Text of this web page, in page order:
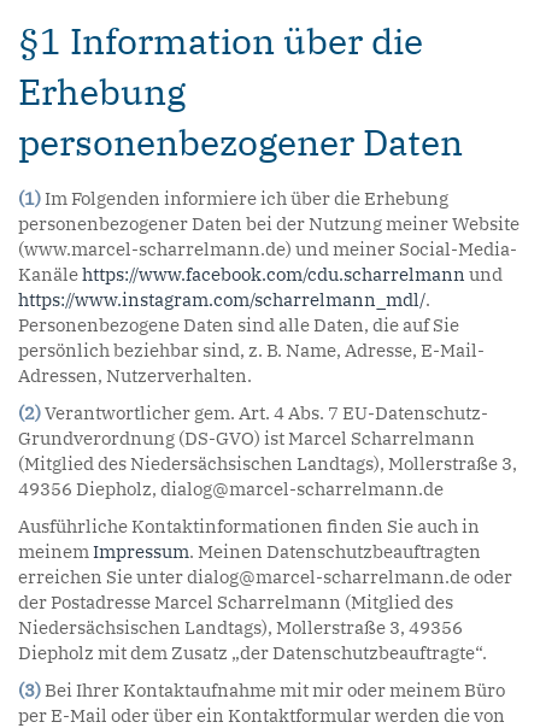
§1 Information über die
Erhebung
personenbezogener Daten
(1)Im Folgenden informiere ich über die Erhebung
personenbezogener Daten bei der Nutzung meiner Website
(www.marcel-scharrelmann.de) und meiner Social-Media-
Kanälehttps://www.facebook.com/cdu.scharrelmann und
https://www.instagram.com/scharrelmann_mdl/.
Personenbezogene Daten sind alle Daten, die auf Sie
persönlich beziehbar sind, z. B. Name, Adresse, E-Mail-
Adressen, Nutzerverhalten.
(2)Verantwortlicher gem. Art. 4 Abs. 7 EU-Datenschutz-
Grundverordnung (DS-GVO) ist Marcel Scharrelmann
(Mitglied des Niedersächsischen Landtags), Mollerstraße 3,
49356 Diepholz, dialog@marcel-scharrelmann.de
Ausführliche Kontaktinformationen finden Sie auch in
meinemImpressum. Meinen Datenschutzbeauftragten
erreichen Sie unter dialog@marcel-scharrelmann.de oder
der Postadresse Marcel Scharrelmann (Mitglied des
Niedersächsischen Landtags), Mollerstraße 3, 49356
Diepholz mit dem Zusatz „der Datenschutzbeauftragte“.
(3)Bei Ihrer Kontaktaufnahme mit mir oder meinem Büro
per E-Mail oder über ein Kontaktformular werden die von